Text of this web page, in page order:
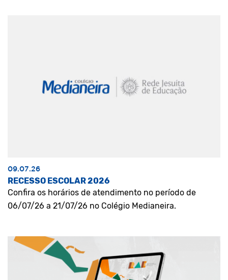
09.07.26
RECESSO ESCOLAR 2026
Confira os horários de atendimento no período de
06/07/26 a 21/07/26 no Colégio Medianeira.